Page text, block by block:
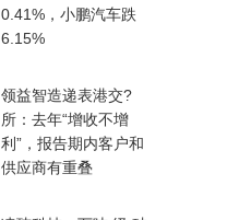
0.41%，小鹏汽车跌
6.15%
领益智造递表港交?
所：去年“增收不增
利”，报告期内客户和
供应商有重叠